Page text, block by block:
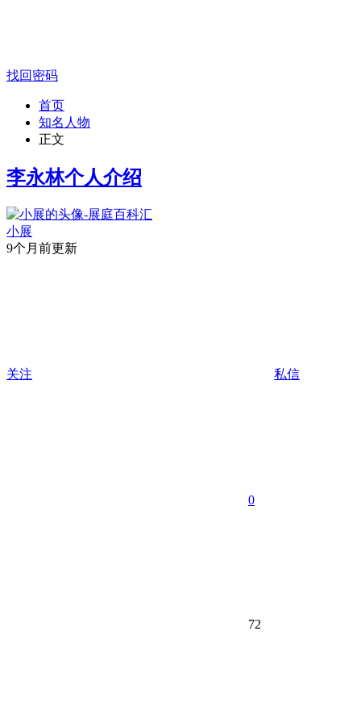
找回密码
首页
知名人物
正文
李永林个人介绍
小展
9个月前更新
关注 私信
0
72